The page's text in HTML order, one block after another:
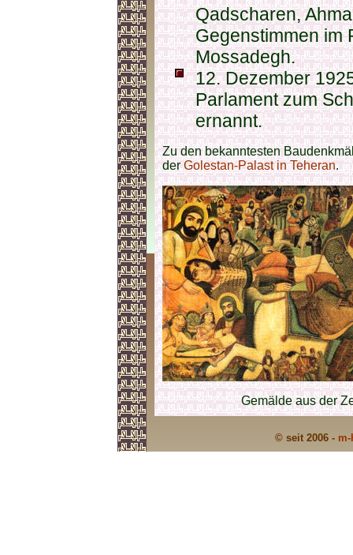
Qadscharen,
Gegenstimmen im
Mossadegh.
12. Dezember
Parlament zum
ernannt.
Zu den bekanntesten
derGolestan-Palast in Teheran.
Gemälde aus der
© seit 2006 -